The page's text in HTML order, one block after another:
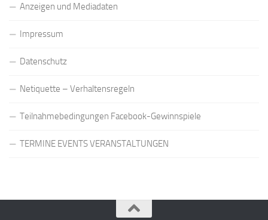
Anzeigen und Mediadaten
Impressum
Datenschutz
Netiquette – Verhaltensregeln
Teilnahmebedingungen Facebook-Gewinnspiele
TERMINE EVENTS VERANSTALTUNGEN